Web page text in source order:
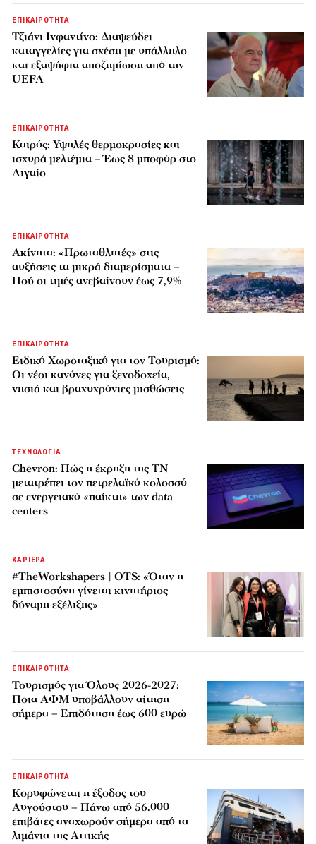
ΕΠΙΚΑΙΡΟΤΗΤΑ
Τζιάνι Ινφαντίνο: Διαψεύδει
καταγγελίες για σχέση με υπάλληλο
και εξαψήφια αποζημίωση από την
UEFA
ΕΠΙΚΑΙΡΟΤΗΤΑ
Καιρός: Υψηλές θερμοκρασίες και
ισχυρά μελτέμια – Έως 8 μποφόρ στο
Αιγαίο
ΕΠΙΚΑΙΡΟΤΗΤΑ
Ακίνητα: «Πρωταθλητές» στις
αυξήσεις τα μικρά διαμερίσματα –
Πού οι τιμές ανεβαίνουν έως 7,9%
ΕΠΙΚΑΙΡΟΤΗΤΑ
Ειδικό Χωροταξικό για τον Τουρισμό:
Οι νέοι κανόνες για ξενοδοχεία,
νησιά και βραχυχρόνιες μισθώσεις
ΤΕΧΝΟΛΟΓΙΑ
Chevron: Πώς η έκρηξη της ΤΝ
μετατρέπει τον πετρελαϊκό κολοσσό
σε ενεργειακό «παίκτη» των data
centers
ΚΑΡΙΕΡΑ
#TheWorkshapers | OTS: «Όταν η
εμπιστοσύνη γίνεται κινητήριος
δύναμη εξέλιξης»
ΕΠΙΚΑΙΡΟΤΗΤΑ
Τουρισμός για Όλους 2026-2027:
Ποια ΑΦΜ υποβάλλουν αίτηση
σήμερα – Επιδότηση έως 600 ευρώ
ΕΠΙΚΑΙΡΟΤΗΤΑ
Κορυφώνεται η έξοδος του
Αυγούστου – Πάνω από 56.000
επιβάτες αναχωρούν σήμερα από τα
λιμάνια της Αττικής